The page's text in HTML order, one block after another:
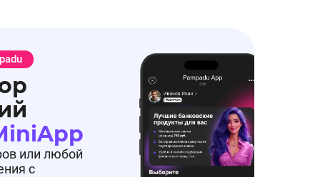
или любой
с